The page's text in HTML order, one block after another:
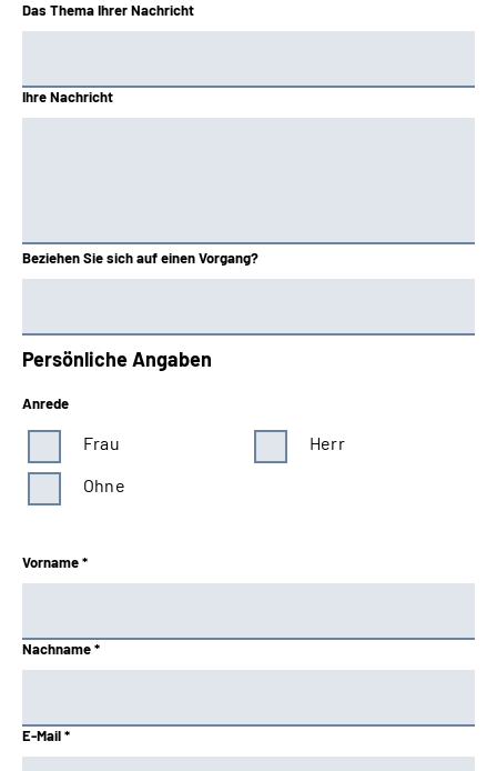
Das Thema Ihrer Nachricht
Ihre Nachricht
Beziehen Sie sich auf einen Vorgang?
Persönliche Angaben
Anrede
Frau
Herr
Ohne
Vorname *
Nachname *
E-Mail *